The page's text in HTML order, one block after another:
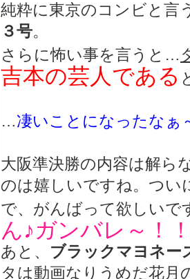
純粋に東京のコンビと言
３号。
さらに怖い事を言うと…
吉本の芸人である
…凄いことになったなぁ
大阪準決勝の内容は解ら
のは嬉しいですね。つい
で、がんばって欲しいで
ん♪ガンバレ～！
あと、 ブラックマヨネー
タは動画なりうめだ花月